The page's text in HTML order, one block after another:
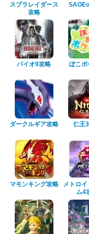
スプラレイダース
攻略
バイオ9攻略 ぽこポ
ダークルギア攻略 仁王
マモンキング攻略
メトロイ
ム4